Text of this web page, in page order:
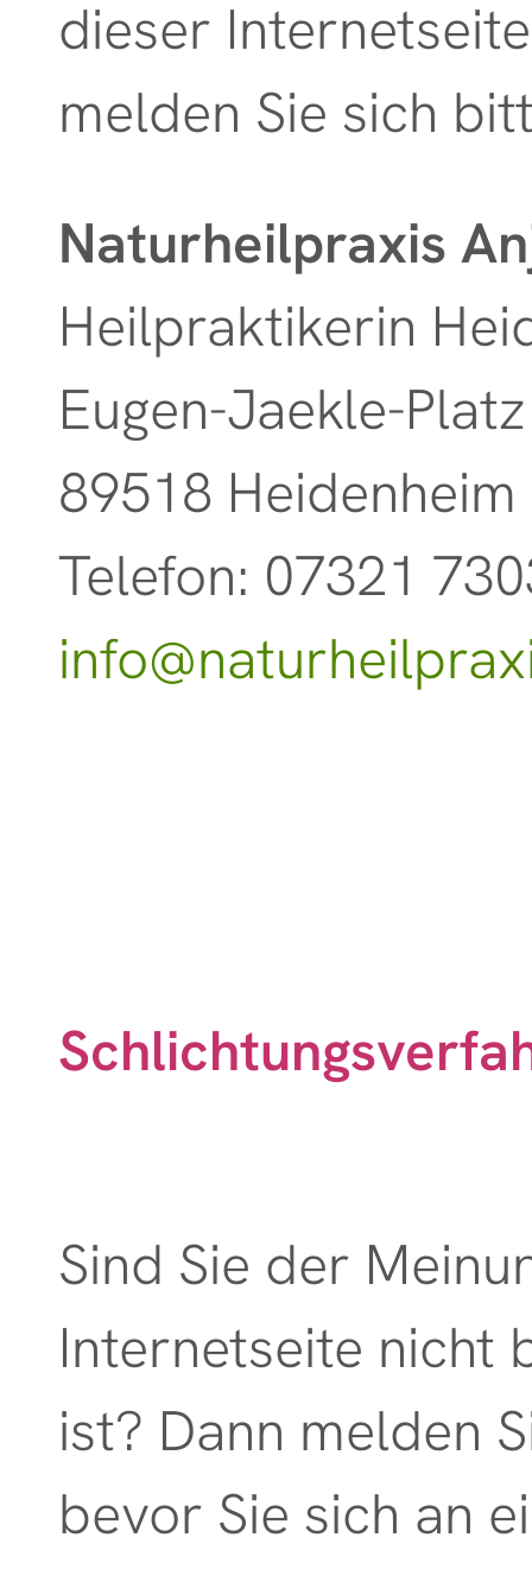
dieser
melden Sie sich
Naturheilpraxis
Heilpraktikerin
Eugen-Jaekle-
89518
Telefon: 07321
Sind Sie der
Internetseite nicht
ist? Dann melden
bevor Sie sich an